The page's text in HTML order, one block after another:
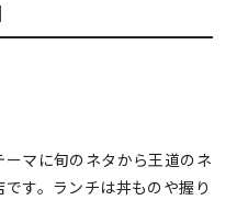
ーマに旬のネタから王道のネ
す。ランチは丼ものや握り